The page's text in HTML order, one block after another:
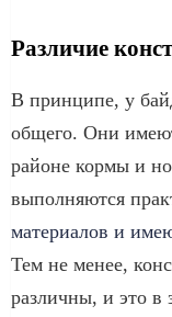
Различие
В принципе, у
общего. Они
районе кормы и
выполняются
материалов и
Тем не менее,
различны, и это в